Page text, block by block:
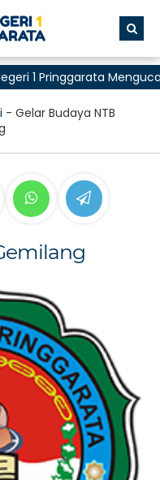
1 Pringgarata
- Gelar Budaya NTB